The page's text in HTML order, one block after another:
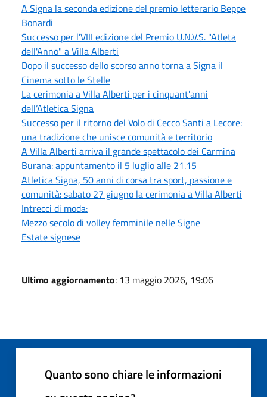
A Signa la seconda edizione del premio letterario Beppe
Bonardi
Successo per l'VIII edizione del Premio U.N.V.S. "Atleta
dell'Anno" a Villa Alberti
Dopo il successo dello scorso anno torna a Signa il
Cinema sotto le Stelle
La cerimonia a Villa Alberti per i cinquant'anni
dell’Atletica Signa
Successo per il ritorno del Volo di Cecco Santi a Lecore:
una tradizione che unisce comunità e territorio
A Villa Alberti arriva il grande spettacolo dei Carmina
Burana: appuntamento il 5 luglio alle 21.15
Atletica Signa, 50 anni di corsa tra sport, passione e
comunità: sabato 27 giugno la cerimonia a Villa Alberti
Intrecci di moda:
Mezzo secolo di volley femminile nelle Signe
Estate signese
Ultimo aggiornamento: 13 maggio 2026, 19:06
Quanto sono chiare le informazioni